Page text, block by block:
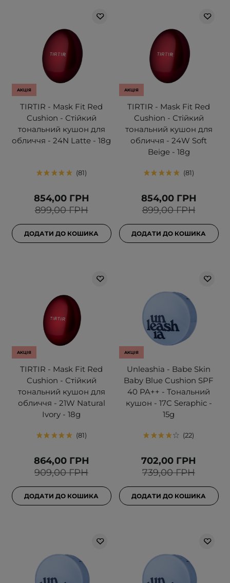
АКЦІЯ
TIRTIR - Mask Fit Red
Cushion - Стійкий
тональний кушон для
обличчя - 24N Latte - 18g
81
899,00 ГРН
854,00 ГРН
ДОДАТИ ДО КОШИКА
АКЦІЯ
TIRTIR - Mask Fit Red
Cushion - Стійкий
тональний кушон для
обличчя - 24W Soft
Beige - 18g
81
899,00 ГРН
854,00 ГРН
ДОДАТИ ДО КОШИКА
АКЦІЯ
TIRTIR - Mask Fit Red
Cushion - Стійкий
тональний кушон для
обличчя - 21W Natural
Ivory - 18g
81
909,00 ГРН
864,00 ГРН
ДОДАТИ ДО КОШИКА
АКЦІЯ
Unleashia - Babe Skin
Baby Blue Cushion SPF
40 PA++ - Тональний
кушон - 17C Seraphic -
15g
22
739,00 ГРН
702,00 ГРН
ДОДАТИ ДО КОШИКА